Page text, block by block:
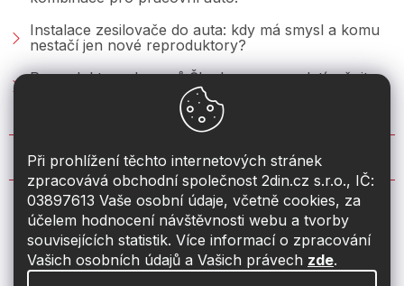
Při prohlížení těchto internetových stránek
zpracovává obchodní společnost 2din.cz s.r.o., IČ:
03897613 Vaše osobní údaje, včetně cookies, za
účelem hodnocení návštěvnosti webu a tvorby
souvisejících statistik. Více informací o zpracování
Vašich osobních údajů a Vašich právech zde.
Instalace zesilovače do auta: kdy má smysl a komu
nestačí jen nové reproduktory?
Reproduktory do vozů Škoda: co se vyplatí měnit u
Fabie, Octavie a Superbu?
KONTAKT
info@2din.cz
774 19 55 33